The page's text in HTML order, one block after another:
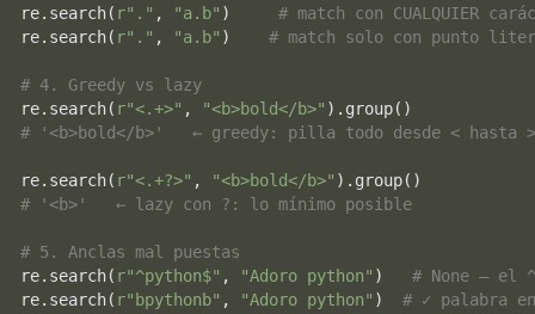
re.search( r"." , "a.b" ) # match con CUALQUIER
re.search( r"." , "a.b" ) # match solo con punto
# 4. Greedy vs lazy
re.search( r"<.+>" , "<b>bold</b>"
# '<b>bold</b>'   ← greedy: pilla todo desde < hasta
re.search( r"<.+?>" , "<b>bold</b>"
# '<b>'   ← lazy con ?: lo mínimo posible
# 5. Anclas mal puestas
re.search( r"^python$" , "Adoro python" ) # None — el
re.search( r"bpythonb" , "Adoro python" ) # ✓ palabra